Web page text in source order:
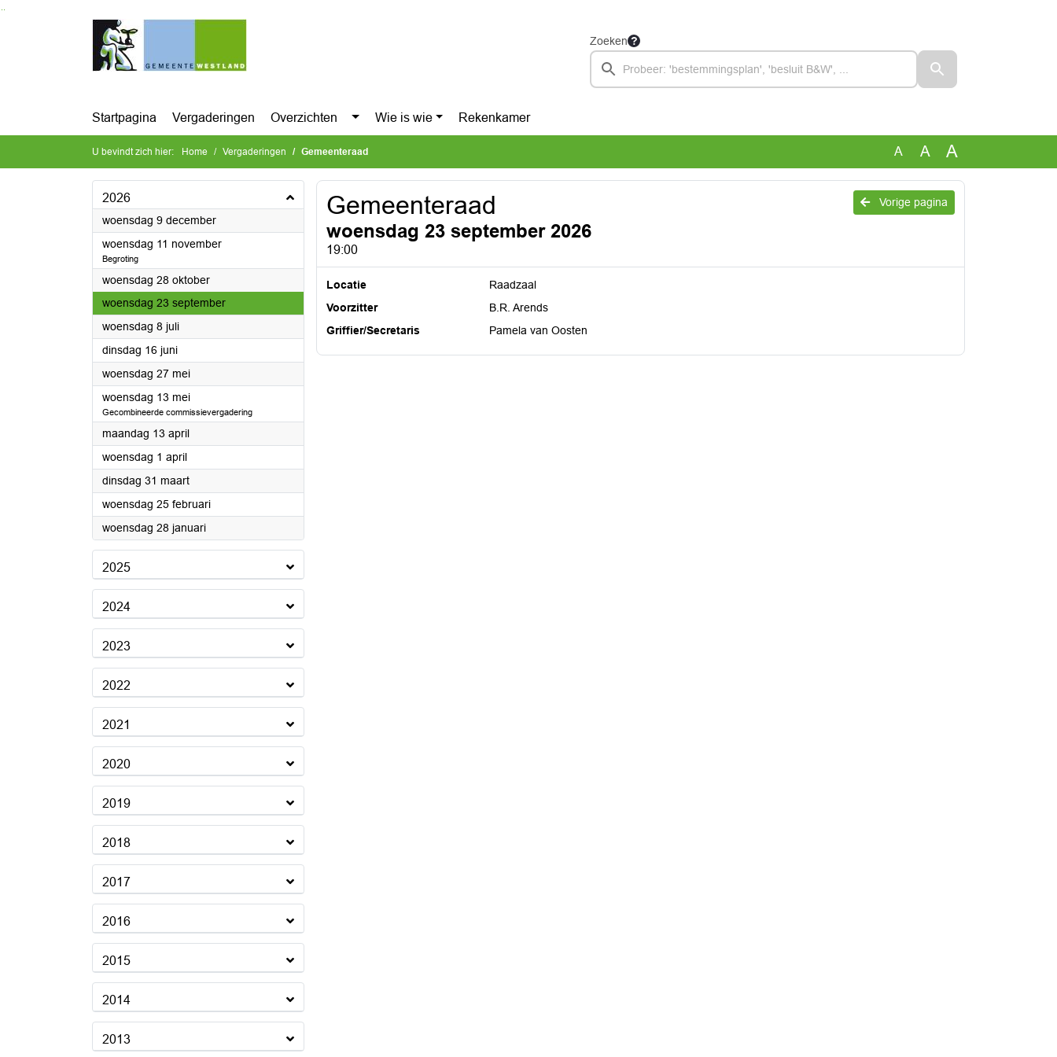
Ga naar de inhoud van deze pagina
Ga naar het zoeken
Ga naar het menu
Zoeken
Startpagina Vergaderingen Overzichten Wie is wie Rekenkamer
U bevindt zich hier: Home Vergaderingen Gemeenteraad A A A
2026
woensdag 9 december2026
woensdag 11 november2026
Begroting
woensdag 28 oktober2026
woensdag 23 september2026
woensdag 8 juli2026
dinsdag 16 juni2026
woensdag 27 mei2026
woensdag 13 mei2026
Gecombineerde commissievergadering
maandag 13 april2026
woensdag 1 april2026
dinsdag 31 maart2026
woensdag 25 februari2026
woensdag 28 januari2026
2025
2024
2023
2022
2021
2020
2019
2018
2017
2016
2015
2014
2013
Vorige pagina
Gemeenteraad
woensdag 23 september 2026
19:00
Locatie
Raadzaal
Voorzitter
B.R. Arends
Griffier/Secretaris
Pamela van Oosten